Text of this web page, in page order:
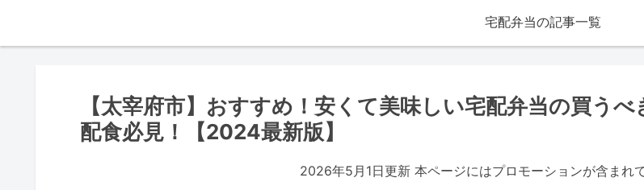
宅配弁当の記事一覧
【太宰府市】おすすめ！安くて美味しい宅配弁当の買うべ
配食必見！【2024最新版】
2026年5月1日更新 本ページにはプロモーションが含まれ